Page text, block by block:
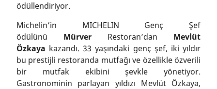
ödüllendiriyor.
Michelin’in MICHELIN Genç Şef
ödülünü Mürver Restoran’dan Mevlüt
Özkaya kazandı. 33 yaşındaki genç şef, iki yıldır
bu prestijli restoranda mutfağı ve özellikle özverili
bir mutfak ekibini şevkle yönetiyor.
Gastronominin parlayan yıldızı Mevlüt Özkaya,